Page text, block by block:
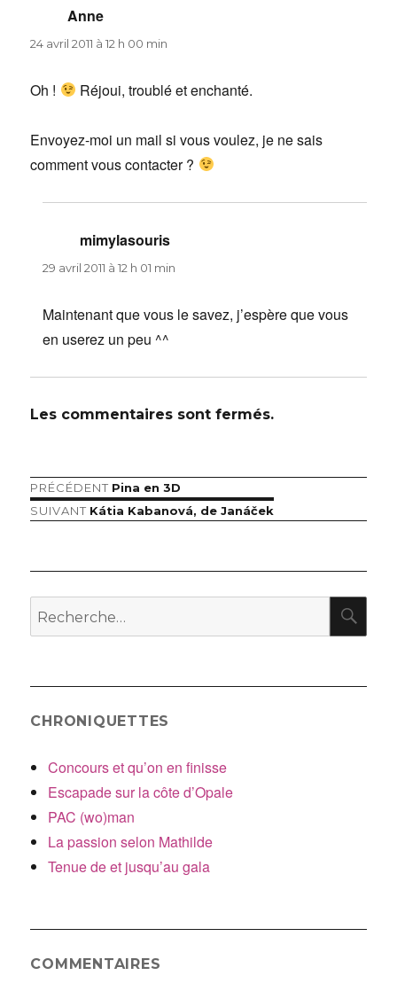
Anne
24 avril 2011 à 12 h 00 min
Oh ! Réjoui, troublé et enchanté.
Envoyez-moi un mail si vous voulez, je ne sais
comment vous contacter ?
mimylasouris
29 avril 2011 à 12 h 01 min
Maintenant que vous le savez, j’espère que vous
en userez un peu ^^
Les commentaires sont fermés.
Navigation
l’article
PRÉCÉDENT Article
précédent :
Pina en 3D
SUIVANT Article
Kátia Kabanová, de Janáček
Recherche
pour
CHRONIQUETTES
Concours et qu’on en finisse
Escapade sur la côte d’Opale
PAC (wo)man
La passion selon Mathilde
Tenue de et jusqu’au gala
COMMENTAIRES